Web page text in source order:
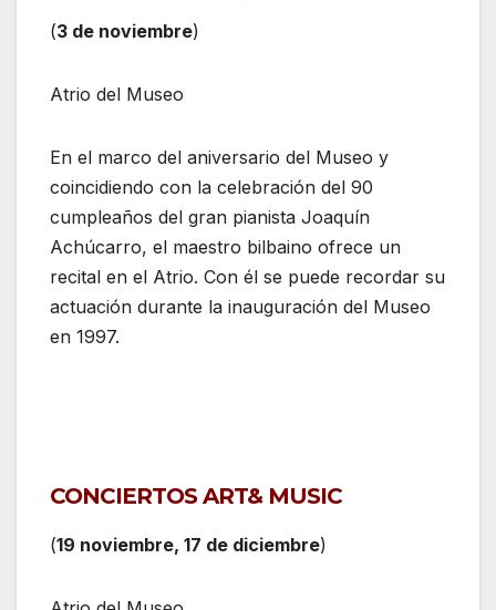
(3 de noviembre)
Atrio del Museo
En el marco del aniversario del Museo y
coincidiendo con la celebración del 90
cumpleaños del gran pianista Joaquín
Achúcarro, el maestro bilbaino ofrece un
recital en el Atrio. Con él se puede recordar su
actuación durante la inauguración del Museo
en 1997.
CONCIERTOS ART& MUSIC
(19 noviembre, 17 de diciembre)